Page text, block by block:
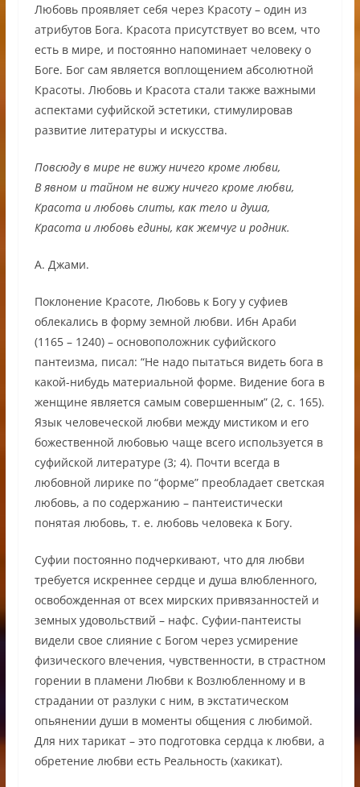
Любовь проявляет себя через Красоту – один из
атрибутов Бога. Красота присутствует во всем, что
есть в мире, и постоянно напоминает человеку о
Боге. Бог сам является воплощением абсолютной
Красоты. Любовь и Красота стали также важными
аспектами суфийской эстетики, стимулировав
развитие литературы и искусства.
Повсюду в мире не вижу ничего кроме любви,
В явном и тайном не вижу ничего кроме любви,
Красота и любовь слиты, как тело и душа,
Красота и любовь едины, как жемчуг и родник.
А. Джами.
Поклонение Красоте, Любовь к Богу у суфиев
облекались в форму земной любви. Ибн Араби
(1165 – 1240) – основоположник суфийского
пантеизма, писал: “Не надо пытаться видеть бога в
какой-нибудь материальной форме. Видение бога в
женщине является самым совершенным” (2, с. 165).
Язык человеческой любви между мистиком и его
божественной любовью чаще всего используется в
суфийской литературе (3; 4). Почти всегда в
любовной лирике по “форме” преобладает светская
любовь, а по содержанию – пантеистически
понятая любовь, т. е. любовь человека к Богу.
Суфии постоянно подчеркивают, что для любви
требуется искреннее сердце и душа влюбленного,
освобожденная от всех мирских привязанностей и
земных удовольствий – нафс. Суфии-пантеисты
видели свое слияние с Богом через усмирение
физического влечения, чувственности, в страстном
горении в пламени Любви к Возлюбленному и в
страдании от разлуки с ним, в экстатическом
опьянении души в моменты общения с любимой.
Для них тарикат – это подготовка сердца к любви, а
обретение любви есть Реальность (хакикат).